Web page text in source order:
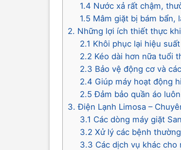
1.4 Nước xả rất chậm,
1.5 Mâm giặt bị bám bẩn,
2. Những lợi ích thiết thực
2.1 Khôi phục lại hiệu
2.2 Kéo dài hơn nữa tuổi
2.3 Bảo vệ động cơ và
2.4 Giúp máy hoạt động
2.5 Đảm bảo quần áo
3. Điện Lạnh Limosa –
3.1 Các dòng máy giặt
3.2 Xử lý các bệnh
3.3 Các dịch vụ khác cho